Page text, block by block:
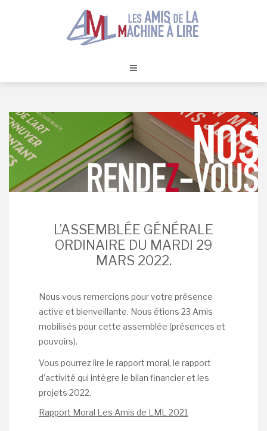
L’ASSEMBLÉE GÉNÉRALE
ORDINAIRE DU MARDI 29
MARS 2022.
Nous vous remercions pour votre présence
active et bienveillante. Nous étions 23 Amis
mobilisés pour cette assemblée (présences et
pouvoirs).
Vous pourrez lire le rapport moral, le rapport
d’activité qui intègre le bilan financier et les
projets 2022.
Rapport Moral Les Amis de LML 2021